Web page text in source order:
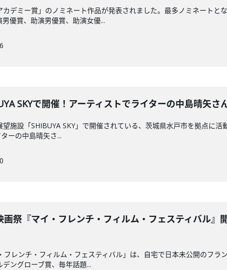
デミー賞」のノミネート作品が発表されました。最多ノミネートと
優賞、助演男優賞、助演女優...
SKYで開催！アーティストでライターの中島晴矢
施設「SHIBUYA SKY」で開催されている、茨城県水戸市を拠点に
ーの中島晴矢さ...
祭『マイ・フレンチ・フィルム・フェスティバル』
レンチ・フィルム・フェスティバル」は、自宅で日本未公開のフ
ングローブ賞、毎年話題...